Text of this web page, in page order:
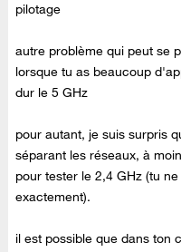
pilotage
autre problème qui peut se
lorsque tu as beaucoup
dur le 5 GHz
pour autant, je suis surpris
séparant les réseaux, à
pour tester le 2,4 GHz (tu
exactement).
il est possible que dans ton